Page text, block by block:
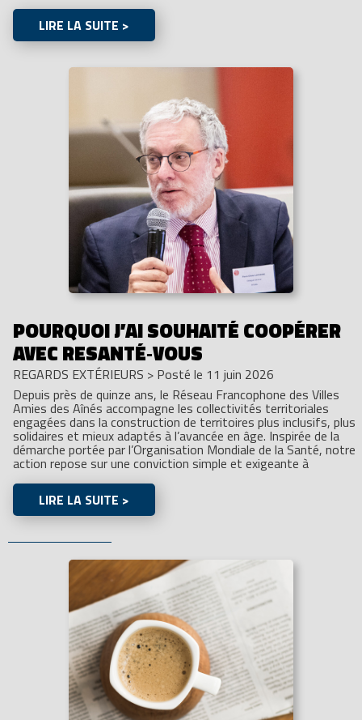
LIRE LA SUITE >
POURQUOI J’AI SOUHAITÉ COOPÉRER
AVEC RESANTÉ‑VOUS
REGARDS EXTÉRIEURS > Posté le 11 juin 2026
Depuis près de quinze ans, le Réseau Francophone des Villes
Amies des Aînés accompagne les collectivités territoriales
engagées dans la construction de territoires plus inclusifs, plus
solidaires et mieux adaptés à l’avancée en âge. Inspirée de la
démarche portée par l’Organisation Mondiale de la Santé, notre
action repose sur une conviction simple et exigeante à
LIRE LA SUITE >